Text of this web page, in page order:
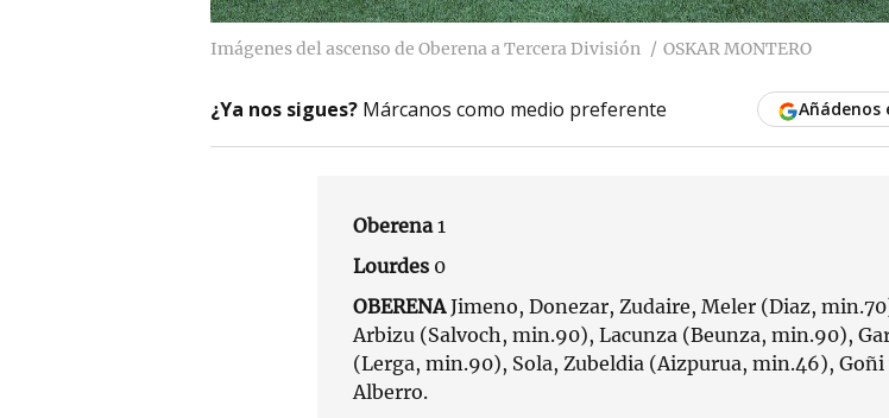
Imágenes del ascenso de Oberena a Tercera División OSKAR MONTERO
¿Ya nos sigues? Márcanos como medio preferente Añádenos
Oberena1
Lourdes 0
OBERENAJimeno, Donezar, Zudaire, Meler (Diaz,
Arbizu (Salvoch, min.90), Lacunza (Beunza, min.90),
(Lerga, min.90), Sola, Zubeldia (Aizpurua, min.46), Goñi
Alberro.